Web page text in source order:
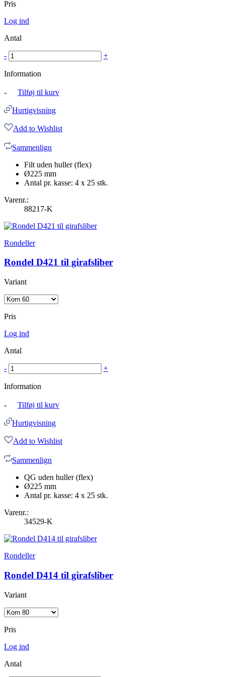
Pris
Log ind
Antal
- +
Information
- Tilføj til kurv
Hurtigvisning
Add to Wishlist
Sammenlign
Filt uden huller (flex)
Ø225 mm
Antal pr. kasse: 4 x 25 stk.
Varenr.:
88217-K
Rondeller
Rondel D421 til girafsliber
Variant
Pris
Log ind
Antal
- +
Information
- Tilføj til kurv
Hurtigvisning
Add to Wishlist
Sammenlign
QG uden huller (flex)
Ø225 mm
Antal pr. kasse: 4 x 25 stk.
Varenr.:
34529-K
Rondeller
Rondel D414 til girafsliber
Variant
Pris
Log ind
Antal